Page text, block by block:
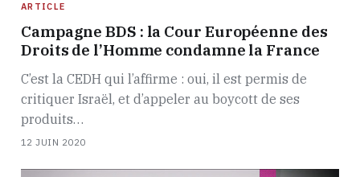
ARTICLE
Campagne BDS : la Cour Européenne des
Droits de l’Homme condamne la France
C’est la CEDH qui l’affirme : oui, il est permis de
critiquer Israël, et d’appeler au boycott de ses
produits…
12 JUIN 2020